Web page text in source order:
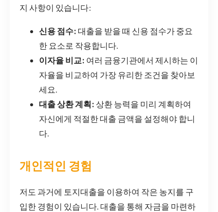
지 사항이 있습니다:
신용 점수: 대출을 받을 때 신용 점수가 중요
한 요소로 작용합니다.
이자율 비교: 여러 금융기관에서 제시하는 이
자율을 비교하여 가장 유리한 조건을 찾아보
세요.
대출 상환 계획: 상환 능력을 미리 계획하여
자신에게 적절한 대출 금액을 설정해야 합니
다.
개인적인 경험
저도 과거에 토지대출을 이용하여 작은 농지를 구
입한 경험이 있습니다. 대출을 통해 자금을 마련하